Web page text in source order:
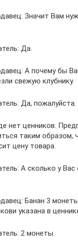
Значит Вам
Да.
А почему бы
свежую клубнику.
Да, пожалуйста.
нет ценников.
таким образом,
цену товара.
А сколько у Вас
Банан 3
указана в
2 монеты.